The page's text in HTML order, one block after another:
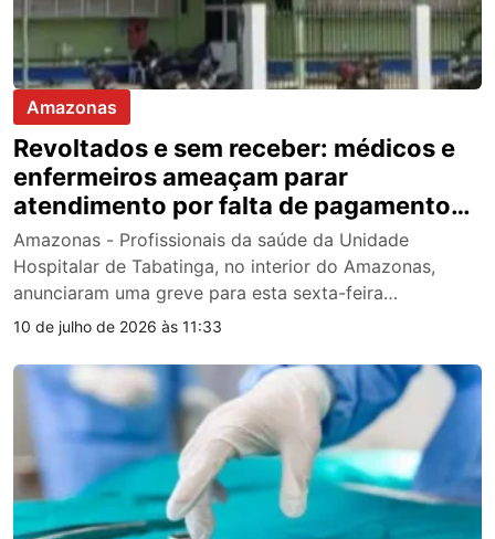
Amazonas
Revoltados e sem receber: médicos e
enfermeiros ameaçam parar
atendimento por falta de pagamento
em Tabatinga
Amazonas - Profissionais da saúde da Unidade
Hospitalar de Tabatinga, no interior do Amazonas,
anunciaram uma greve para esta sexta-feira…
10 de julho de 2026 às 11:33